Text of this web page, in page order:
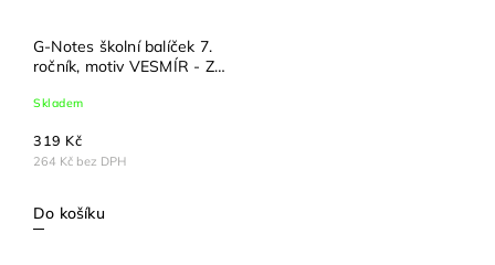
G-Notes školní balíček 7.
ročník, motiv VESMÍR - ZŠ
Skladem
264 Kč bez DPH
319 Kč
Do košíku